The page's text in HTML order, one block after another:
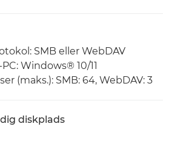
SMB eller WebDAV
Windows® 10/11
(maks.): SMB: 64, WebDAV: 3
diskplads